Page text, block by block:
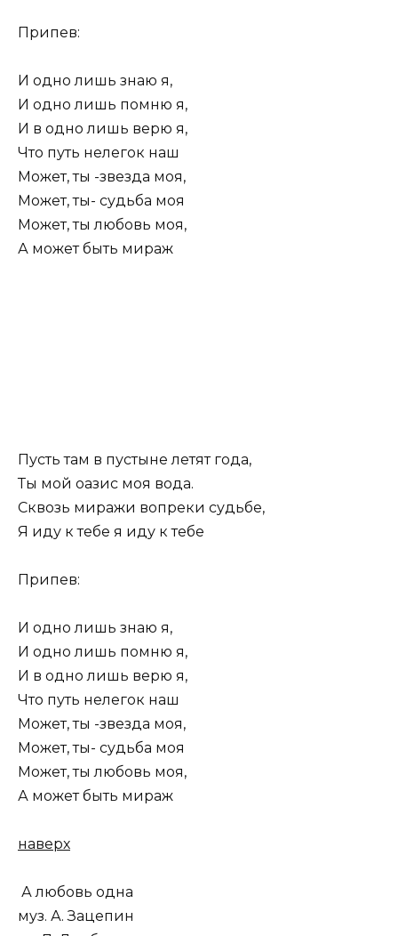
Припев:
И одно лишь знаю я,
И одно лишь помню я,
И в одно лишь верю я,
Что путь нелегок наш
Может, ты -звезда моя,
Может, ты- судьба моя
Может, ты любовь моя,
А может быть мираж
Пусть там в пустыне летят года,
Ты мой оазис моя вода.
Сквозь миражи вопреки судьбе,
Я иду к тебе я иду к тебе
Припев:
И одно лишь знаю я,
И одно лишь помню я,
И в одно лишь верю я,
Что путь нелегок наш
Может, ты -звезда моя,
Может, ты- судьба моя
Может, ты любовь моя,
А может быть мираж
наверх
А любовь одна
муз. А. Зацепин